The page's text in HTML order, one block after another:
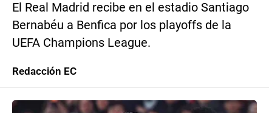
El Real Madrid recibe en el estadio Santiago
Bernabéu a Benfica por los playoffs de la
UEFA Champions League.
Redacción EC